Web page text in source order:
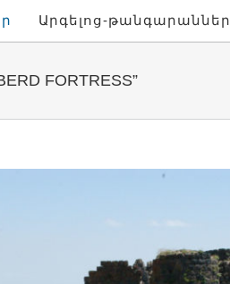
Արգելոց-թանգարաններ
FORTRESS”